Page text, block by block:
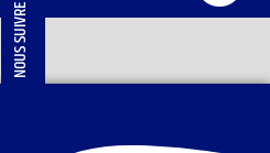
NOUS SUIVRE